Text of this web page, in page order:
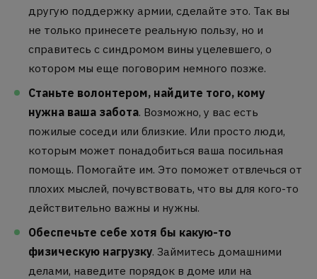
другую поддержку армии, сделайте это. Так вы
не только принесете реальную пользу, но и
справитесь с синдромом вины уцелевшего, о
котором мы еще поговорим немного позже.
Станьте волонтером, найдите того, кому
нужна ваша забота. Возможно, у вас есть
пожилые соседи или близкие. Или просто люди,
которым может понадобиться ваша посильная
помощь. Помогайте им. Это поможет отвлечься от
плохих мыслей, почувствовать, что вы для кого-то
действительно важны и нужны.
Обеспечьте себе хотя бы какую-то
физическую нагрузку. Займитесь домашними
делами, наведите порядок в доме или на